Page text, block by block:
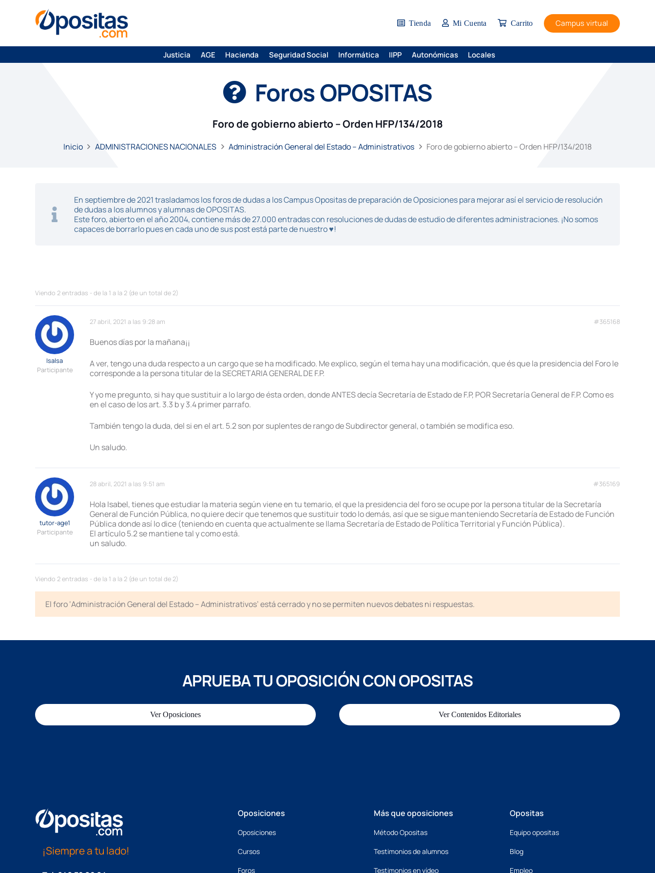
Tienda Mi Cuenta Carrito Campus virtual
Justicia AGE Hacienda Seguridad Social Informática IIPP Autonómicas Locales
Foros OPOSITAS
Foro de gobierno abierto – Orden HFP/134/2018
Inicio ADMINISTRACIONES NACIONALES Administración General del Estado – Administrativos Foro de gobierno abierto – Orden HFP/134/2018
En septiembre de 2021 trasladamos los foros de dudas a los Campus Opositas de preparación de Oposiciones para mejorar así el servicio de resolución
de dudas a los alumnos y alumnas de OPOSITAS.
Este foro, abierto en el año 2004, contiene más de 27.000 entradas con resoluciones de dudas de estudio de diferentes administraciones. ¡No somos
capaces de borrarlo pues en cada uno de sus post está parte de nuestro ♥!
Viendo 2 entradas - de la 1 a la 2 (de un total de 2)
27 abril, 2021 a las 9:28 am #365168
IsaIsa
Participante
Buenos días por la mañana¡¡
A ver, tengo una duda respecto a un cargo que se ha modificado. Me explico, según el tema hay una modificación, que és que la presidencia del Foro le
corresponde a la persona titular de la SECRETARIA GENERAL DE F.P.
Y yo me pregunto, si hay que sustituir a lo largo de ésta orden, donde ANTES decía Secretaría de Estado de F.P, POR Secretaría General de F.P. Como es
en el caso de los art. 3.3 b y 3.4 primer parrafo.
También tengo la duda, del si en el art. 5.2 son por suplentes de rango de Subdirector general, o también se modifica eso.
Un saludo.
28 abril, 2021 a las 9:51 am #365169
tutor-age1
Participante
Hola Isabel, tienes que estudiar la materia según viene en tu temario, el que la presidencia del foro se ocupe por la persona titular de la Secretaría
General de Función Pública, no quiere decir que tenemos que sustituir todo lo demás, así que se sigue manteniendo Secretaría de Estado de Función
Pública donde así lo dice (teniendo en cuenta que actualmente se llama Secretaría de Estado de Política Territorial y Función Pública).
El artículo 5.2 se mantiene tal y como está.
un saludo.
Viendo 2 entradas - de la 1 a la 2 (de un total de 2)
El foro ‘Administración General del Estado – Administrativos’ está cerrado y no se permiten nuevos debates ni respuestas.
APRUEBA TU OPOSICIÓN CON OPOSITAS
Ver Oposiciones Ver Contenidos Editoriales
¡Siempre a tu lado!
Oposiciones
Oposiciones
Cursos
Foros
Más que oposiciones
Método Opositas
Testimonios de alumnos
Testimonios en vídeo
Opositas
Equipo opositas
Blog
Empleo